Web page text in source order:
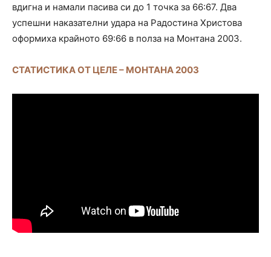
вдигна и намали пасива си до 1 точка за 66:67. Два
успешни наказателни удара на Радостина Христова
оформиха крайното 69:66 в полза на Монтана 2003.
СТАТИСТИКА ОТ ЦЕЛЕ – МОНТАНА 2003